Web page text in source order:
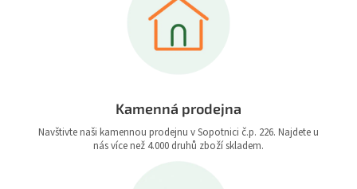
Kamenná prodejna
Navštivte naši kamennou prodejnu v Sopotnici č.p. 226. Najdete u
nás více než 4.000 druhů zboží skladem.